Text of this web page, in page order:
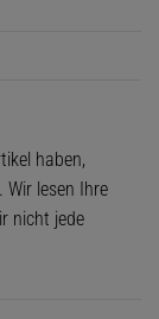
haben,
Wir lesen Ihre
nicht jede